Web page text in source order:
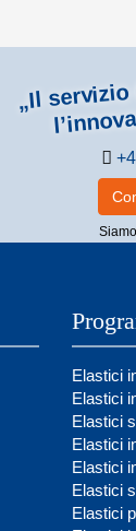
„Il
Elastici
Elastici
Elastici
Elastici
Elastici
Elastici
Elastici